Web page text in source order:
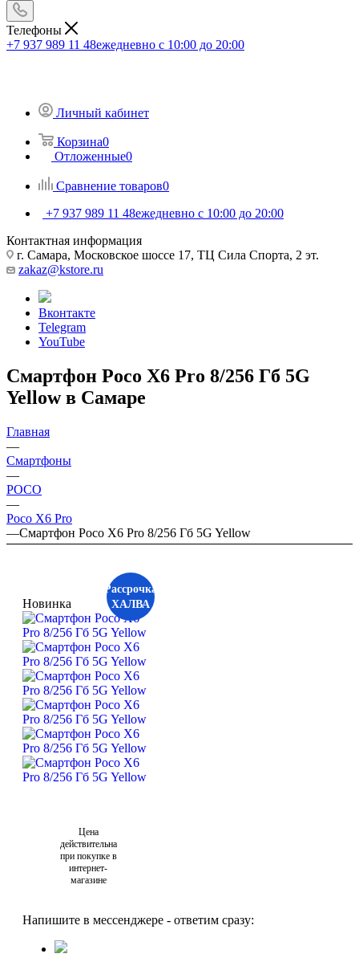
Телефоны
+7 937 989 11 48ежедневно с 10:00 до 20:00
Личный кабинет
Корзина0
Отложенные0
Сравнение товаров0
+7 937 989 11 48ежедневно с 10:00 до 20:00
Контактная информация
г. Самара, Московское шоссе 17, ТЦ Сила Спорта, 2 эт.
zakaz@kstore.ru
Вконтакте
Telegram
YouTube
Смартфон Poco X6 Pro 8/256 Гб 5G
Yellow в Самаре
Главная
—
Смартфоны
—
POCO
—
Poco X6 Pro
—Смартфон Poco X6 Pro 8/256 Гб 5G Yellow
Рассрочка
ХАЛВА
Новинка
Цена
действительна
при покупке в
интернет-
магазине
Напишите в мессенджере - ответим сразу: